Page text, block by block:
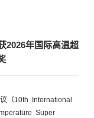
2026年国际高温超
（10th International
Super